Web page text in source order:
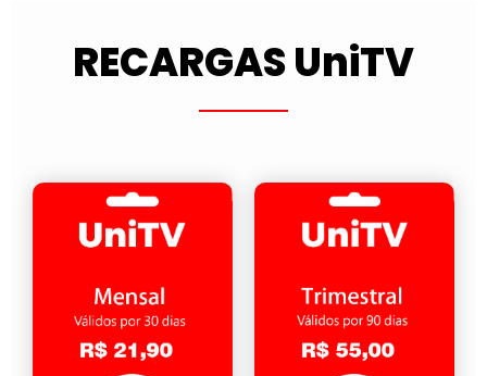
RECARGAS UniTV